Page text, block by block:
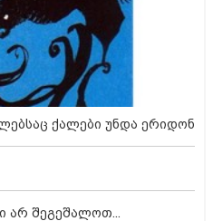
ქალები უნდა ერიდონ
არ შეგეშალოთ...